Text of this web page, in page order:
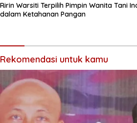
Ririn Warsiti Terpilih Pimpin Wanita Tani
dalam Ketahanan Pangan
Rekomendasi untuk kamu